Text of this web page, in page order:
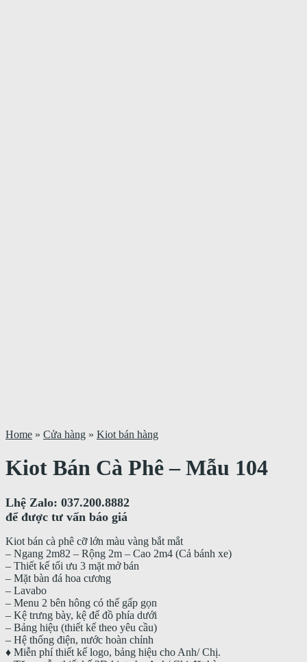
Home » Cửa hàng » Kiot bán hàng
Kiot Bán Cà Phê – Mẫu 104
Lhệ Zalo: 037.200.8882
để được tư vấn báo giá
Kiot bán cà phê cỡ lớn màu vàng bắt mắt
– Ngang 2m82 – Rộng 2m – Cao 2m4 (Cả bánh xe)
– Thiết kế tối ưu 3 mặt mở bán
– Mặt bàn đá hoa cương
– Lavabo
– Menu 2 bên hông có thể gấp gọn
– Kệ trưng bày, kệ để đồ phía dưới
– Bảng hiệu (thiết kế theo yêu cầu)
– Hệ thống điện, nước hoàn chỉnh
♦️ Miễn phí thiết kế logo, bảng hiệu cho Anh/ Chị.